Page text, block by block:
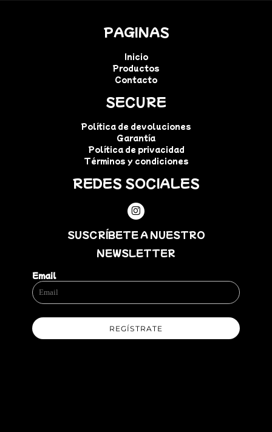
PAGINAS
Inicio
Productos
Contacto
SECURE
Política de devoluciones
Garantía
Política de privacidad
Términos y condiciones
REDES SOCIALES
SUSCRÍBETE A NUESTRO
NEWSLETTER
Email
REGÍSTRATE